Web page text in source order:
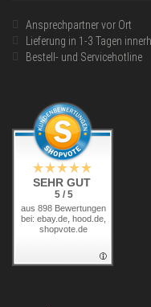
Ansprechpartner vor Ort
Lieferung in 1-3 Tagen
Bestell- und Servicehotline
SEHR GUT
5 / 5
aus 898 Bewertungen
bei: ebay.de, hood.de,
shopvote.de